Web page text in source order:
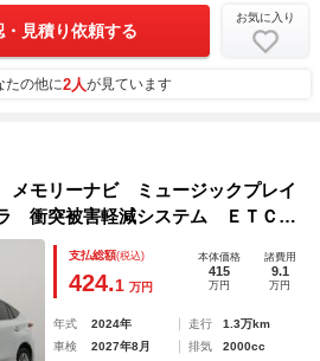
見積り依頼する
お気に入り
たの他に2人が見ています
モリーナビ ミュージックプレイ
衝突被害軽減システム ＥＴＣ
ンプ フルエアロ
支払総額(税込)
424.1 万円
本体価格
415
万円
諸費用
9.1
万円
年式 2024年 走行
1.3万km
車検
2027年8月 排気
2000cc